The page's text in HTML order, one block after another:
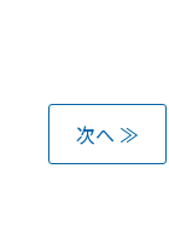
次へ ≫